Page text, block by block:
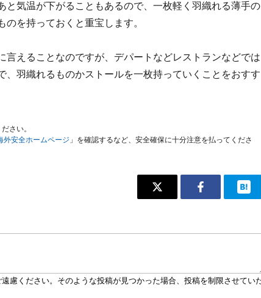
と気温が下がることもあるので、一枚軽く羽織れる薄手の
を持っておくと重宝します。
言えることなのですが、デパートなどレストランなどでは
、羽織れるものかストールを一枚持っていくことをおすす
さい。
外安全ホームページ 」を確認するなど、安全確保に十分注意を払ってくださ